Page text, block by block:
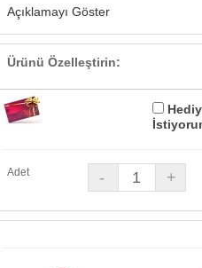
Açıklamayı Göster
Ürünü Özelleştirin:
Adet